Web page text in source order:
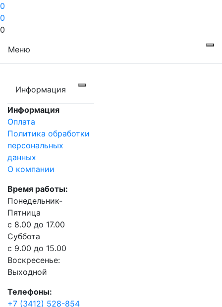
0
0
0
Меню
Информация
Информация
Оплата
Политика обработки
персональных
данных
О компании
Время работы:
Понедельник-
Пятница
с 8.00 до 17.00
Суббота
с 9.00 до 15.00
Воскресенье:
Выходной
Телефоны:
+7 (3412) 528-854